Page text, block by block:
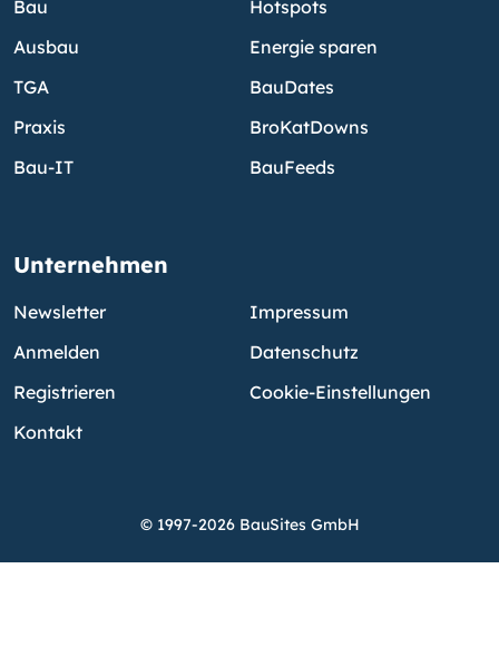
Bau
Ausbau
TGA
Praxis
Bau-IT
Hotspots
Energie sparen
BauDates
BroKatDowns
BauFeeds
Unternehmen
Newsletter
Anmelden
Registrieren
Kontakt
Impressum
Datenschutz
Cookie-Einstellungen
© 1997-2026 BauSites GmbH